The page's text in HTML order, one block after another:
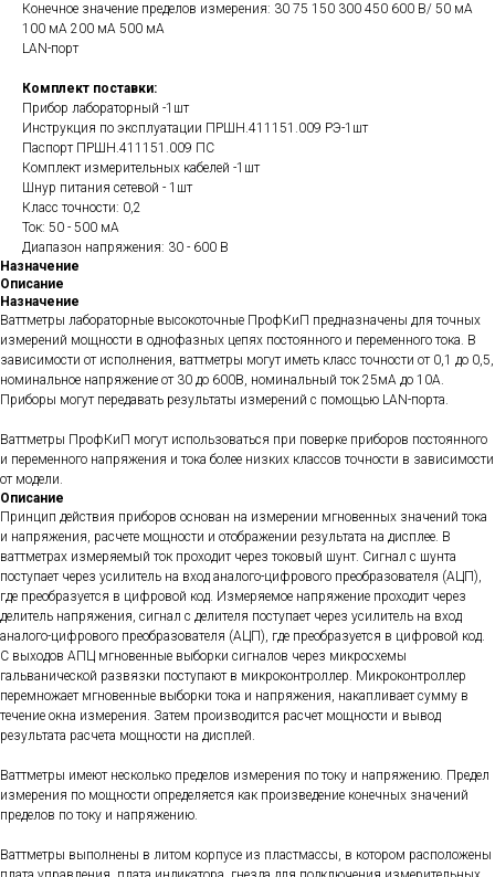
Конечное значение пределов измерения: 30 75 150 300 450 600 В/ 50 мА
100 мА 200 мА 500 мА
LAN-порт
Комплект поставки:
Прибор лабораторный -1шт
Инструкция по эксплуатации ПРШН.411151.009 РЭ-1шт
Паспорт ПРШН.411151.009 ПС
Комплект измерительных кабелей -1шт
Шнур питания сетевой - 1шт
Класс точности: 0,2
Ток: 50 - 500 мА
Диапазон напряжения: 30 - 600 В
Назначение
Описание
Назначение
Ваттметры лабораторные высокоточные ПрофКиП предназначены для точных
измерений мощности в однофазных цепях постоянного и переменного тока. В
зависимости от исполнения, ваттметры могут иметь класс точности от 0,1 до 0,5,
номинальное напряжение от 30 до 600В, номинальный ток 25мА до 10А.
Приборы могут передавать результаты измерений с помощью LAN-порта.
Ваттметры ПрофКиП могут использоваться при поверке приборов постоянного
и переменного напряжения и тока более низких классов точности в зависимости
от модели.
Описание
Принцип действия приборов основан на измерении мгновенных значений тока
и напряжения, расчете мощности и отображении результата на дисплее. В
ваттметрах измеряемый ток проходит через токовый шунт. Сигнал с шунта
поступает через усилитель на вход аналого-цифрового преобразователя (АЦП),
где преобразуется в цифровой код. Измеряемое напряжение проходит через
делитель напряжения, сигнал с делителя поступает через усилитель на вход
аналого-цифрового преобразователя (АЦП), где преобразуется в цифровой код.
С выходов АПЦ мгновенные выборки сигналов через микросхемы
гальванической развязки поступают в микроконтроллер. Микроконтроллер
перемножает мгновенные выборки тока и напряжения, накапливает сумму в
течение окна измерения. Затем производится расчет мощности и вывод
результата расчета мощности на дисплей.
Ваттметры имеют несколько пределов измерения по току и напряжению. Предел
измерения по мощности определяется как произведение конечных значений
пределов по току и напряжению.
Ваттметры выполнены в литом корпусе из пластмассы, в котором расположены